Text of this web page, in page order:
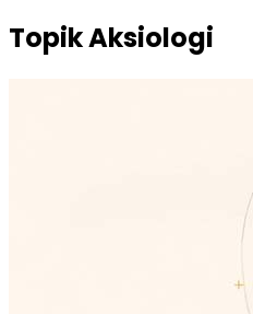
TopikAksiologi